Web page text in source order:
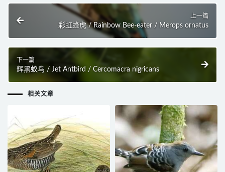
上一篇
彩虹蜂虎 / Rainbow Bee-eater / Merops ornatus
下一篇
辉黑蚁鸟 / Jet Antbird / Cercomacra nigricans
相关文章